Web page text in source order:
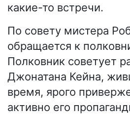
какие-то встречи.
По совету мистера
обращается к
Полковник советует
Джонатана Кейна,
время, ярого
активно его